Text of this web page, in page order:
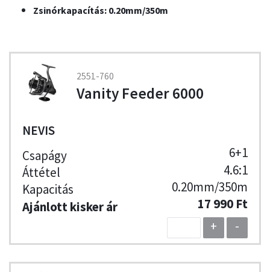
Zsinórkapacítás: 0.20mm/350m
2551-760
Vanity Feeder 6000
NEVIS
6+1
4.6:1
0.20mm/350m
17 990 Ft
+
-